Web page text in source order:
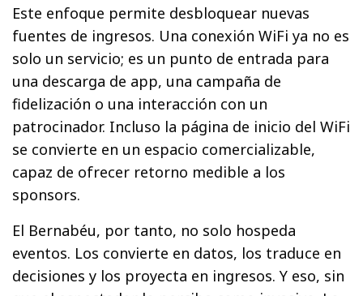
Este enfoque permite desbloquear nuevas
fuentes de ingresos. Una conexión WiFi ya no es
solo un servicio; es un punto de entrada para
una descarga de app, una campaña de
fidelización o una interacción con un
patrocinador. Incluso la página de inicio del WiFi
se convierte en un espacio comercializable,
capaz de ofrecer retorno medible a los
sponsors.
El Bernabéu, por tanto, no solo hospeda
eventos. Los convierte en datos, los traduce en
decisiones y los proyecta en ingresos. Y eso, sin